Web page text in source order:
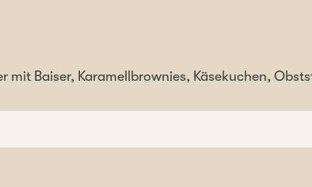
Baiser, Karamellbrownies, Käsekuchen,